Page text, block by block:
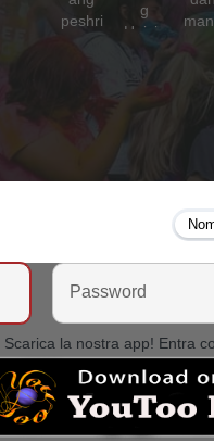
Password
la nostra app! Entra